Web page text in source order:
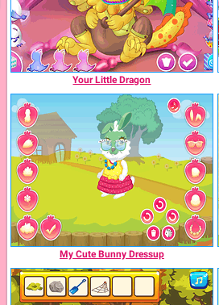
Your Little Dragon
My Cute Bunny Dressup